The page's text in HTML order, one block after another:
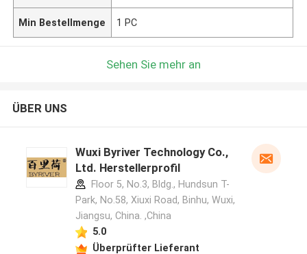
Min Bestellmenge 1 PC
Sehen Sie mehr an
ÜBER UNS
Wuxi Byriver Technology Co.,
Ltd. Herstellerprofil
Floor 5, No.3, Bldg., Hundsun T-
Park, No.58, Xiuxi Road, Binhu, Wuxi,
Jiangsu, China. ,China
5.0
Überprüfter Lieferant